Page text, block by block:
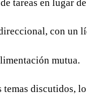
tareas en lugar
con un
mutua.
discutidos,